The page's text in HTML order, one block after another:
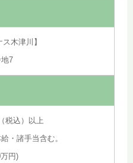
木津川】
7
税込）以上
・諸手当含む。
円)